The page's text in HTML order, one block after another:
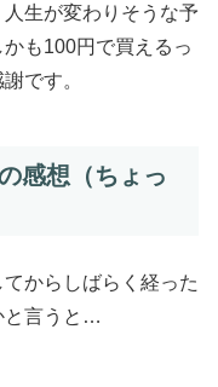
生が変わりそうな予
も100円で買えるっ
です。
感想（ちょっ
からしばらく経った
と言うと…